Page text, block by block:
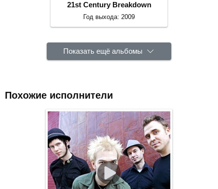
21st Century Breakdown
Год выхода: 2009
Показать ещё альбомы
Похожие исполнители